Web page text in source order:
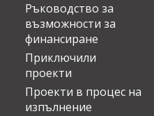
Ръководство за
възможности за
финансиране
Приключили
проекти
Проекти в процес на
изпълнение